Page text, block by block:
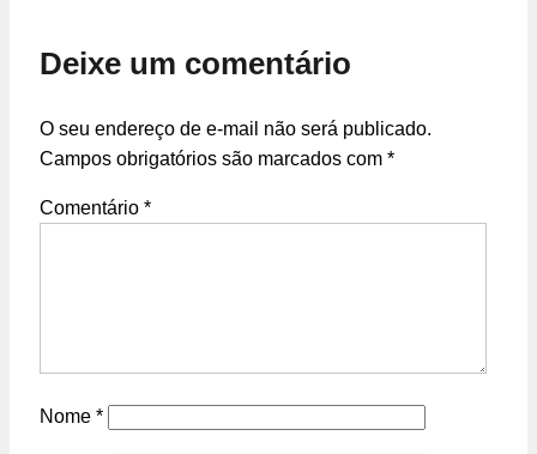
Deixe um comentário
O seu endereço de e-mail não será publicado.
Campos obrigatórios são marcados com *
Comentário *
Nome *